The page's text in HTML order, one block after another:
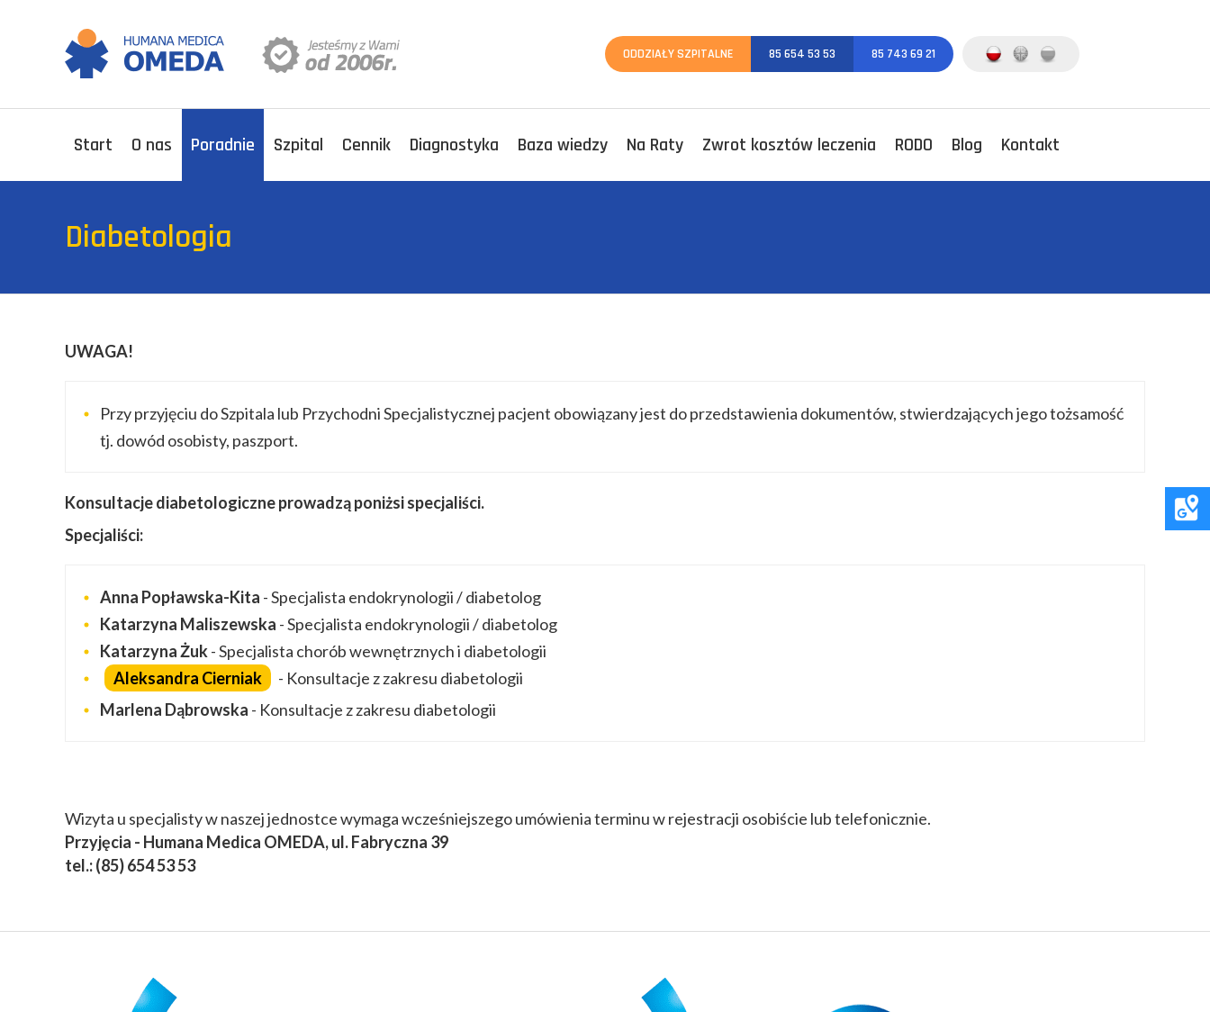
ODDZIAŁY SZPITALNE 85 654 53 53 85 743 69 21
Start O nas Poradnie Szpital Cennik Diagnostyka Baza wiedzy Na Raty Zwrot kosztów leczenia RODO Blog Kontakt
Diabetologia
UWAGA!
Przy przyjęciu do Szpitala lub Przychodni Specjalistycznej pacjent obowiązany jest do przedstawienia dokumentów, stwierdzających jego tożsamość
tj. dowód osobisty, paszport.
Konsultacje diabetologiczne prowadzą poniżsi specjaliści.
Specjaliści:
Anna Popławska-Kita - Specjalista endokrynologii / diabetolog
Katarzyna Maliszewska - Specjalista endokrynologii / diabetolog
Katarzyna Żuk- Specjalista chorób wewnętrznych i diabetologii
Aleksandra Cierniak
- Konsultacje z zakresu diabetologii
Marlena Dąbrowska - Konsultacje z zakresu diabetologii
Wizyta u specjalisty w naszej jednostce wymaga wcześniejszego umówienia terminu w rejestracji osobiście lub telefonicznie.
Przyjęcia - Humana Medica OMEDA, ul. Fabryczna 39
tel.: (85) 654 53 53